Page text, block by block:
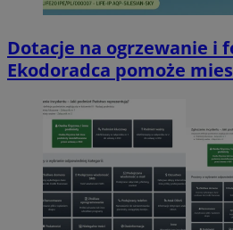
Dotacje na ogrzewanie i
Ekodoradca pomoże